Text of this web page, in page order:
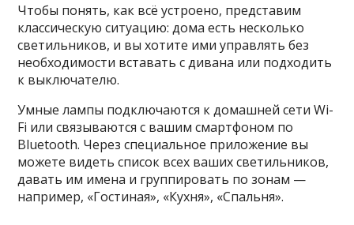
Чтобы понять, как всё устроено, представим
классическую ситуацию: дома есть несколько
светильников, и вы хотите ими управлять без
необходимости вставать с дивана или подходить
к выключателю.
Умные лампы подключаются к домашней сети Wi-
Fi или связываются с вашим смартфоном по
Bluetooth. Через специальное приложение вы
можете видеть список всех ваших светильников,
давать им имена и группировать по зонам —
например, «Гостиная», «Кухня», «Спальня».